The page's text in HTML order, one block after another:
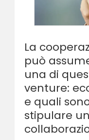
La
può
una di
venture:
e quali
stipulare